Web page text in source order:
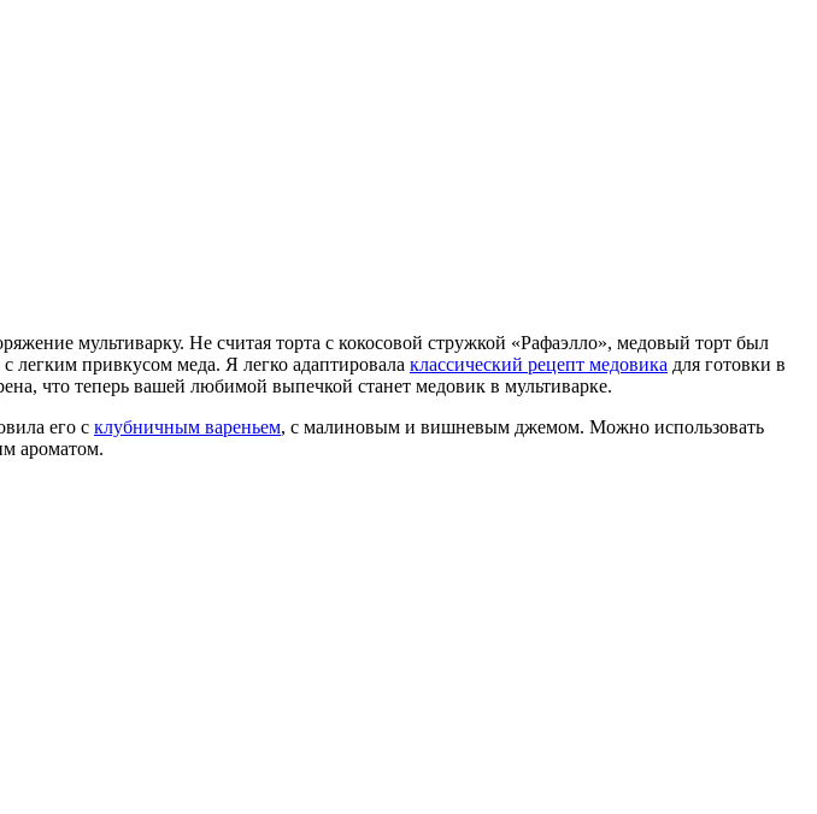
мультиварку. Не считая торта с кокосовой стружкой «Рафаэлло», медовый торт был
легким привкусом меда. Я легко адаптировала классический рецепт медовика для готовки в
что теперь вашей любимой выпечкой станет медовик в мультиварке.
его с клубничным вареньем, с малиновым и вишневым джемом. Можно использовать
ароматом.